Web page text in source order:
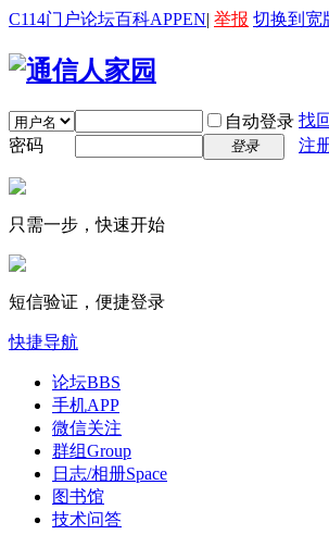
C114门户论坛百科APPEN| 举报 切换到宽
自动登录 找
密码
登录 注
只需一步，快速开始
短信验证，便捷登录
快捷导航
论坛BBS
手机APP
微信关注
群组Group
日志/相册Space
图书馆
技术问答